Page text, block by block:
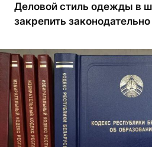
Деловой стиль одежды в
закрепить законодательно